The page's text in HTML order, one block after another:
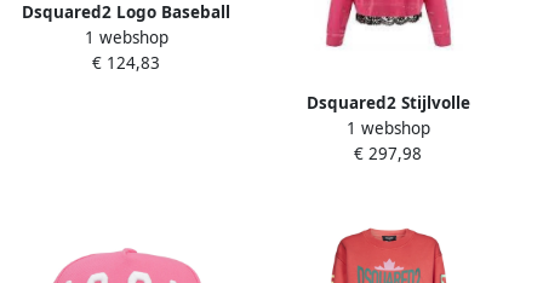
Dsquared2 Logo Baseball
Cap Verstelbare Sluiting
Pink Dames
1 webshop
€ 124,83
Dsquared2 Stijlvolle
Sweatshirt voor Mannen
Pink Dames
1 webshop
€ 297,98